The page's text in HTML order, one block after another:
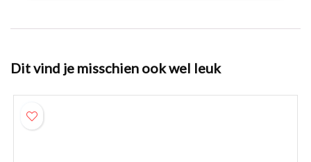
Dit vind je misschien ook wel leuk